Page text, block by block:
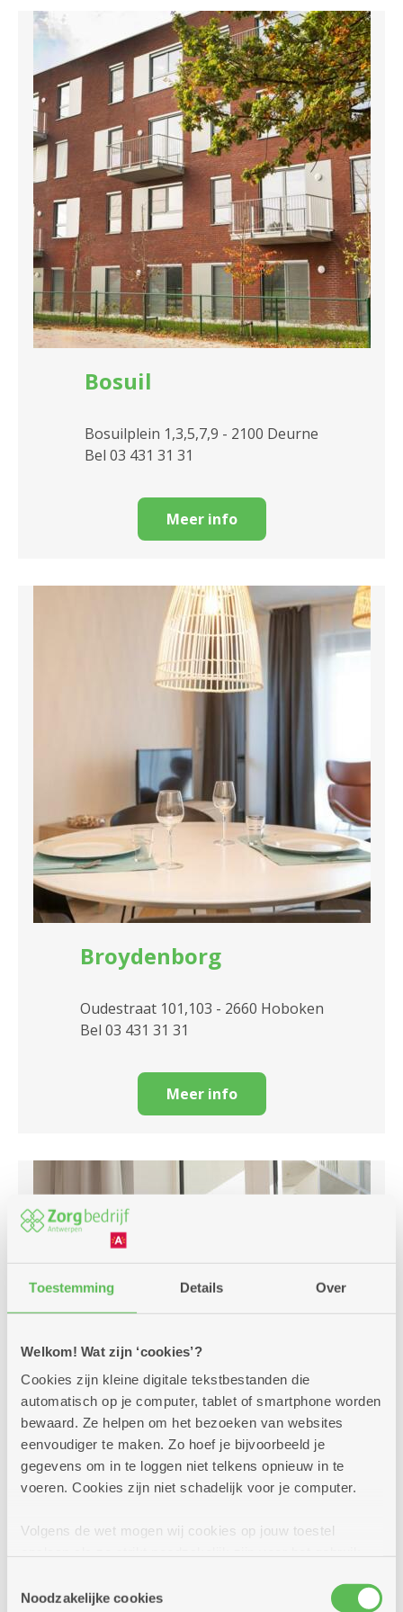
Toestemming Details Over
Welkom! Wat zijn ‘cookies’?
Cookies zijn kleine digitale tekstbestanden die
automatisch op je computer, tablet of smartphone worden
bewaard. Ze helpen om het bezoeken van websites
eenvoudiger te maken. Zo hoef je bijvoorbeeld je
gegevens om in te loggen niet telkens opnieuw in te
voeren. Cookies zijn niet schadelijk voor je computer.
Volgens de wet mogen wij cookies op jouw toestel
cookies hebben we jouw toestemming nodig. Sommige
Noodzakelijke cookies
Bosuil
Bosuilplein 1,3,5,7,9 - 2100 Deurne
Bel 03 431 31 31
Meer info
Broydenborg
Oudestraat 101,103 - 2660 Hoboken
Bel 03 431 31 31
Meer info
Cadix
August Michielsstraat 35 - 2000 Antwerpen
Bel 03 431 31 31